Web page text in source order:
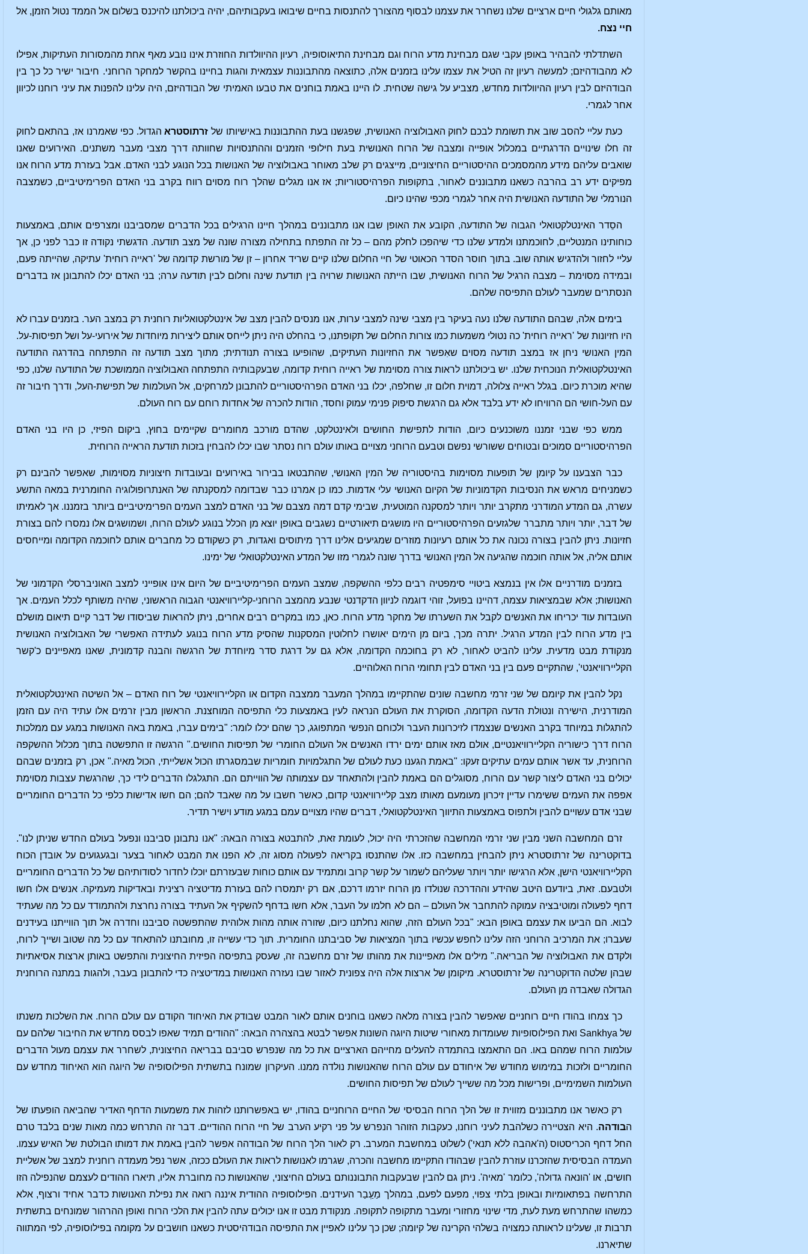
מאותם גלגולי חיים ארציים שלנו נשחרר את עצמנו לבסוף מהצורך להתנסות בחיים שיבואו בעקבותיהם, יהיה ביכולתנו להיכנס בשלום אל הממד נטול הזמן, אל
חיי נצח.
השתדלתי להבהיר באופן עקבי שגם מבחינת מדע הרוח וגם מבחינת התיאוסופיה, רעיון ההיוולדות החוזרת אינו נובע מאף אחת מהמסורות העתיקות, אפילו
לא מהבודהיזם; למעשה רעיון זה הטיל את עצמו עלינו בזמנים אלה, כתוצאה מהתבוננות עצמאית והגות בחיינו בהקשר למחקר הרוחני. חיבור ישיר כל כך בין
הבודהיזם לבין רעיון ההיוולדות מחדש, מצביע על גישה שטחית. לו היינו באמת בוחנים את טבעו האמיתי של הבודהיזם, היה עלינו להפנות את עיני רוחנו לכיוון
אחר לגמרי.
כעת עליי להסב שוב את תשומת לבכם לחוק האבולוציה האנושית, שפגשנו בעת ההתבוננות באישיותו של זרתוסטראהגדול. כפי שאמרנו אז, בהתאם לחוק
זה חלו שינויים הדרגתיים במכלול אופייה ומצבה של הרוח האנושית בעת חילופי הזמנים וההתנסויות שחוותה דרך מצבי מעבר משתנים. האירועים שאנו
שואבים עליהם מידע מהמסמכים ההיסטוריים החיצוניים, מייצגים רק שלב מאוחר באבולוציה של האנושות בכל הנוגע לבני האדם. אבל בעזרת מדע הרוח אנו
מפיקים ידע רב בהרבה כשאנו מתבוננים לאחור, בתקופות הפרהיסטוריות; אז אנו מגלים שהלך רוח מסוים רווח בקרב בני האדם הפרימיטיביים, כשמצבה
הנורמלי של התודעה האנושית היה אחר לגמרי מכפי שהינו כיום.
הסֵדר האינטלקטואלי הגבוה של התודעה, הקובע את האופן שבו אנו מתבוננים במהלך חיינו הרגילים בכל הדברים שמסביבנו ומצרפים אותם, באמצעות
כוחותינו המנטליים, לחוכמתנו ולמדע שלנו כדי שיהפכו לחלק מהם – כל זה התפתח בתחילה מצורה שונה של מצב תודעה. הדגשתי נקודה זו כבר לפני כן, אך
עליי לחזור ולהדגיש אותה שוב. בתוך חוסר הסדר הכאוטי של חיי החלום שלנו קיים שריד אחרון – זן של מורשת קדומה של 'ראייה רוחית' עתיקה, שהייתה פעם,
ובמידה מסוימת – מצבה הרגיל של הרוח האנושית, שבו הייתה האנושות שרויה בין תודעת שינה וחלום לבין תודעה ערה; בני האדם יכלו להתבונן אז בדברים
הנסתרים שמעבר לעולם התפיסה שלהם.
בימים אלה, שבהם התודעה שלנו נעה בעיקר בין מצבי שינה למצבי ערות, אנו מנסים להבין מצב של אינטלקטואליות רוחנית רק במצב הער. בזמנים עברו לא
היו חזיונות של 'ראייה רוחית' כה נטולי משמעות כמו צורות החלום של תקופתנו, כי בהחלט היה ניתן לייחס אותם ליצירות מיוחדות של אירועי-על ושל תפיסות-על.
המין האנושי ניחן אז במצב תודעה מסוים שאִפשר את החזיונות העתיקים, שהופיעו בצורה תנודתית; מתוך מצב תודעה זה התפתחה בהדרגה התודעה
האינטלקטואלית הנוכחית שלנו. יש ביכולתנו לראות צורה מסוימת של ראייה רוחית קדומה, שבעקבותיה התפתחה האבולוציה הממושכת של התודעה שלנו, כפי
שהיא מוכרת כיום. בגלל ראייה צלולה, דמוית חלום זו, שחלפה, יכלו בני האדם הפרהיסטוריים להתבונן למרחקים, אל העולמות של תפישת-העל, ודרך חיבור זה
עם העל-חושי הם הרוויחו לא ידע בלבד אלא גם הרגשת סיפוק פנימי עמוק וחסד, הודות להכרה של אחדות רוחם עם רוח העולם.
ממש כפי שבני זמננו משוכנעים כיום, הודות לתפישת החושים ולאינטלקט, שהדם מורכב מחומרים שקיימים בחוץ, ביקום הפיזי, כן היו בני האדם
הפרהיסטוריים סמוכים ובטוחים ששורשי נפשם וטבעם הרוחני מצויים באותו עולם רוח נסתר שבו יכלו להבחין בזכות תודעת הראייה הרוחית.
כבר הצבענו על קיומן של תופעות מסוימות בהיסטוריה של המין האנושי, שהתבטאו בבירור באירועים ובעובדות חיצוניות מסוימות, שאפשר להבינם רק
כשמניחים מראש את הנסיבות הקדמוניות של הקיום האנושי עלי אדמות. כמו כן אמרנו כבר שבדומה למסקנתה של האנתרופולוגיה החומרנית במאה התשע
עשרה, גם המדע המודרני מתקרב יותר ויותר למסקנה המוטעית, שבימי קדם דמה מצבם של בני האדם למצב העמים הפרימיטיביים ביותר בזמננו. אך לאמיתו
של דבר, יותר ויותר מתברר שלגזעים הפרהיסטוריים היו מושגים תיאורטיים נשגבים באופן יוצא מן הכלל בנוגע לעולם הרוח, ושמושגים אלו נמסרו להם בצורת
חזיונות. ניתן להבין בצורה נכונה את כל אותם רעיונות מוזרים שמגיעים אלינו דרך מיתוסים ואגדות, רק כשקודם כל מחברים אותם לחוכמה הקדומה ומייחסים
אותם אליה, אל אותה חוכמה שהגיעה אל המין האנושי בדרך שונה לגמרי מזו של המדע האינטלקטואלי של ימינו.
בזמנים מודרניים אלו אין בנמצא ביטויי סימפטיה רבים כלפי ההשקפה, שמצב העמים הפרימיטיביים של היום אינו אופייני למצב האוניברסלי הקדמוני של
האנושות; אלא שבמציאות עצמה, דהיינו בפועל, זוהי דוגמה לניוון הדקדנטי שנבע מהמצב הרוחני-קליירוויאנטי הגבוה הראשוני, שהיה משותף לכלל העמים. אך
העובדות עוד יכריחו את האנשים לקבל את השערתו של מחקר מדע הרוח. כאן, כמו במקרים רבים אחרים, ניתן להראות שביסודו של דבר קיים תיאום מושלם
בין מדע הרוח לבין המדע הרגיל. יתרה מכך, ביום מן הימים יאושרו לחלוטין המסקנות שהסיק מדע הרוח בנוגע לעתידה האפשרי של האבולוציה האנושית
מנקודת מבט מדעית. עלינו להביט לאחור, לא רק בחוכמה הקדומה, אלא גם על דרגת סדר מיוחדת של הרגשה והבנה קדמונית, שאנו מאפיינים כ'קשר
הקליירוויאנטי', שהתקיים פעם בין בני האדם לבין תחומי הרוח האלוהיים.
נקל להבין את קיומם של שני זרמי מחשבה שונים שהתקיימו במהלך המעבר ממצבה הקדום או הקליירוויאנטי של רוח האדם – אל השיטה האינטלקטואלית
המודרנית, הישירה ונטולת הדעה הקדומה, הסוקרת את העולם הנראה לעין באמצעות כלי התפיסה המוחצנת. הראשון מבין זרמים אלו עתיד היה עם הזמן
להתגלות במיוחד בקרב האנשים שנצמדו לזיכרונות העבר ולכוחם הנפשי המתפוגג, כך שהם יכלו לומר: "בימים עברו, באמת באה האנושות במגע עם ממלכות
הרוח דרך כישוריה הקליירוויאנטיים, אולם מאז אותם ימים ירדו האנשים אל העולם החומרי של תפיסות החושים." הרגשה זו התפשטה בתוך מכלול ההשקפה
הרוחנית, עד אשר אותם עמים עתיקים זעקו: "באמת הגענו כעת לעולם של התגלמויות חומריות שבמסגרתו הכול אשלייתי, הכול מאיה." אכן, רק בזמנים שבהם
יכולים בני האדם ליצור קשר עם הרוח, מסוגלים הם באמת להבין ולהתאחד עם עצמותה של הווייתם הם. התגלגלו הדברים לידי כך, שהרגשת עצבות מסוימת
אפפה את העמים ששימרו עדיין זיכרון מעומעם מאותו מצב קליירוויאנטי קדום, כאשר חשבו על מה שאבד להם; הם חשו אדישות כלפי כל הדברים החומריים
שבני אדם עשויים להבין ולתפוס באמצעות התיווך האינטלקטואלי, דברים שהיו מצויים עמם במגע מודע וישיר תדיר.
זרם המחשבה השני מבין שני זרמי המחשבה שהזכרתי היה יכול, לעומת זאת, להתבטא בצורה הבאה: "אנו נתבונן סביבנו ונפעל בעולם החדש שניתן לנו".
בדוקטרינה של זרתוסטרא ניתן להבחין במחשבה כזו. אלו שהתנסו בקריאה לפעולה מסוג זה, לא הפנו את המבט לאחור בצער ובגעגועים על אובדן הכוח
הקליירוויאנטי הישן, אלא הרגישו יותר ויותר שעליהם לשמור על קשר קרוב ומתמיד עם אותם כוחות שבעזרתם יוכלו לחדור לסודותיהם של כל הדברים החומריים
ולטבעם. זאת, ביודעם היטב שהידע וההדרכה שנולדו מן הרוח יזרמו דרכם, אם רק יתמסרו להם בעזרת מדיטציה רצינית ובאדיקות מעמיקה. אנשים אלו חשו
דחף לפעולה ומוטיבציה עמוקה להתחבר אל העולם – הם לא חלמו על העבר, אלא חשו בדחף להשקיף אל העתיד בצורה נחרצת ולהתמודד עם כל מה שעתיד
לבוא. הם הביעו את עצמם באופן הבא: "בכל העולם הזה, שהוא נחלתנו כיום, שזורה אותה מהות אלוהית שהתפשטה סביבנו וחדרה אל תוך הווייתנו בעידנים
שעברו; את המרכיב הרוחני הזה עלינו לחפש עכשיו בתוך המציאות של סביבתנו החומרית. תוך כדי עשייה זו, מחובתנו להתאחד עם כל מה שטוב ושייך לרוח,
ולקדם את האבולוציה של הבריאה." מילים אלו מאפיינות את מהותו של זרם מחשבה זה, שעסק בתפיסה הפיזית החיצונית והתפשט באותן ארצות אסיאתיות
שבהן שלטה הדוקטרינה של זרתוסטרא. מיקומן של ארצות אלה היה צפונית לאזור שבו נעזרה האנושות במדיטציה כדי להתבונן בעבר, ולהגות במתנה הרוחנית
הגדולה שאבדה מן העולם.
כך צמחו בהודו חיים רוחניים שאפשר להבין בצורה מלאה כשאנו בוחנים אותם לאור המבט שבודק את האיחוד הקודם עם עולם הרוח. את השלכות משנתו
של Sankhya ואת הפילוסופיות שעומדות מאחורי שיטות היוגה השונות אפשר לבטא בהצהרה הבאה: "ההודים תמיד שאפו לבסס מחדש את החיבור שלהם עם
עולמות הרוח שמהם באו. הם התאמצו בהתמדה להעלים מחייהם הארציים את כל מה שנפרש סביבם בבריאה החיצונית, לשחרר את עצמם מעול הדברים
החומריים ולזכות במימוש מחודש של איחודם עם עולם הרוח שהאנושות נולדה ממנו. העיקרון שמונח בתשתית הפילוסופיה של היוגה הוא האיחוד מחדש עם
העולמות השמימיים, ופרישות מכל מה ששייך לעולם של תפיסות החושים.
רק כאשר אנו מתבוננים מזווית זו של הלך הרוח הבסיסי של החיים הרוחניים בהודו, יש באפשרותנו לזהות את משמעות הדחף האדיר שהביאה הופעתו של
הבודהה. היא הצטיירה כשלהבת לעיני רוחנו, כעקבות הזוהר הנפרש על פני רקיע הערב של חיי הרוח ההודיים. דבר זה התרחש כמה מאות שנים בלבד טרם
החל דחף הכריסטוס (ה'אהבה ללא תנאי') לשלוט במחשבת המערב. רק לאור הלך הרוח של הבודהה אפשר להבין באמת את דמותו הבולטת של האיש עצמו.
העמדה הבסיסית שהזכרנו עוזרת להבין שבהודו התקיימו מחשבה והכרה, שגרמו לאנושות לראות את העולם ככזה, אשר נפל מעמדה רוחנית למצב של אשליית
חושים, או 'הונאה גדולה', כלומר 'מאיה'. ניתן גם להבין שבעקבות התבוננותם בעולם החיצוני, שהאנושות כה מחוברת אליו, תיארו ההודים לעצמם שהנפילה הזו
התרחשה בפתאומיות ובאופן בלתי צפוי, מפעם לפעם, במהלך מַעְַבַר העידנים. הפילוסופיה ההודית איננה רואה את נפילת האנושות כדבר אחיד ורצוף, אלא
כמשהו שהתרחש מעת לעת, מדי שינוי מחזורי ומעבר מתקופה לתקופה. מנקודת מבט זו אנו יכולים עתה להבין את הלכי הרוח ואופן ההרהור שמונחים בתשתית
תרבות זו, שעלינו לראותה כמצויה בשלהי הקרינה של קיומה; שכן כך עלינו לאפיין את התפיסה הבודהיסטית כשאנו חושבים על מקומה בפילוסופיה, לפי המתווה
שתיארנו.